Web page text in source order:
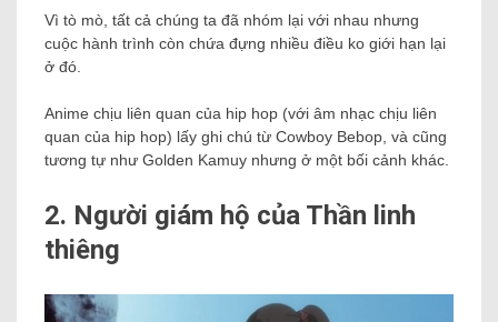
Vì tò mò, tất cả chúng ta đã nhóm lại với nhau nhưng
cuộc hành trình còn chứa đựng nhiều điều ko giới hạn lại
ở đó.
Anime chịu liên quan của hip hop (với âm nhạc chịu liên
quan của hip hop) lấy ghi chú từ Cowboy Bebop, và cũng
tương tự như Golden Kamuy nhưng ở một bối cảnh khác.
2. Người giám hộ của Thần linh
thiêng